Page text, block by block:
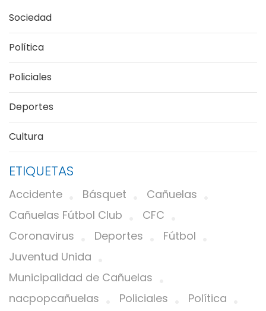
Sociedad
Política
Policiales
Deportes
Cultura
ETIQUETAS
Accidente Básquet
Cañuelas
Cañuelas Fútbol Club
CFC
Coronavirus
Deportes
Fútbol
Juventud Unida
Municipalidad de Cañuelas
nacpopcañuelas
Policiales
Política